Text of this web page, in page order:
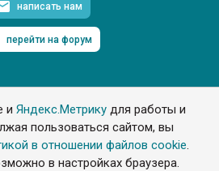
иЯндекс.Метрику для работы и
пользоваться сайтом, вы
в отношении файлов cookie.
в настройках браузера.
написать нам
перейти на форум
© 2006. Все права защищены
материалов сайта с обязательной
на www.e-plastic.ru
сайта